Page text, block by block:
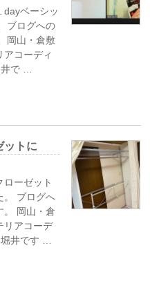
dayベーシッ
ブログへの
岡山・倉敷
コーディ
で …
ットに
ローゼット
。 ブログへ
。 岡山・倉
リアコーデ
井です …